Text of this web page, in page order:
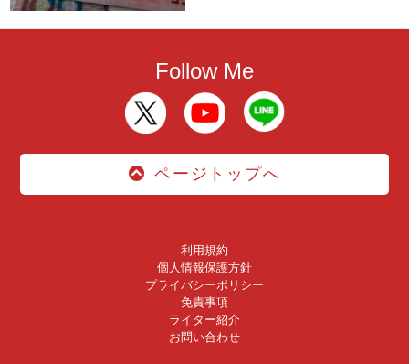
Follow Me
ページトップへ
利用規約
個人情報保護方針
プライバシーポリシー
免責事項
ライター紹介
お問い合わせ